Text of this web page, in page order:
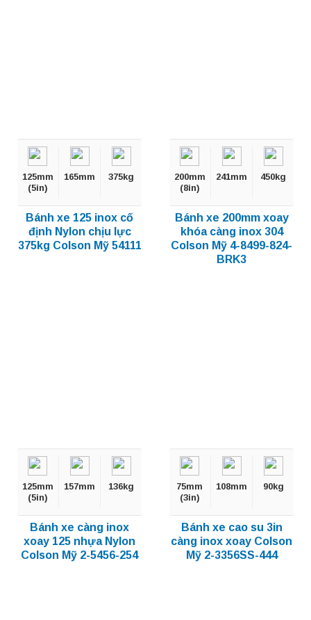
125mm
(5in)
165mm 375kg
Bánh xe 125 inox cố
định Nylon chịu lực
375kg Colson Mỹ 54111
200mm
(8in)
241mm 450kg
Bánh xe 200mm xoay
khóa càng inox 304
Colson Mỹ 4-8499-824-
BRK3
125mm
(5in)
157mm 136kg
Bánh xe càng inox
xoay 125 nhựa Nylon
Colson Mỹ 2-5456-254
75mm
(3in)
108mm 90kg
Bánh xe cao su 3in
càng inox xoay Colson
Mỹ 2-3356SS-444